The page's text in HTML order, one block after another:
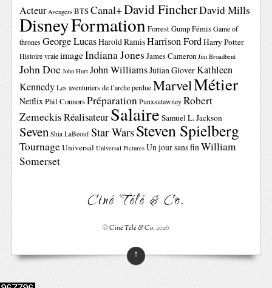
Acteur Avengers BTSCanal+David FincherDavid Mills
DisneyFormationForrest GumpFémis Game of
thrones George LucasHarold RamisHarrison FordHarry Potter
Histoire vraie imageIndiana Jones James Cameron Jim Broadbent
John Doe John Hurt John WilliamsJulian GloverKathleen
Kennedy Les aventuriers de l’arche perdue MarvelMétier
NetflixPhil ConnorsPréparation Punxsutawney Robert
ZemeckisRéalisateurSalaire Samuel L. Jackson
Seven Shia LaBeouf Star WarsSteven Spielberg
TournageUniversal Universal Pictures Un jour sans finWilliam
Somerset
Ciné Télé & Co.
©Ciné Télé & Co.2026
↑